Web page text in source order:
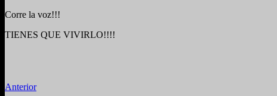
Corre la voz!!!
TIENES QUE VIVIRLO!!!!
Anterior